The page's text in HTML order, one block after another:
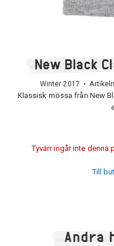
New Black
Winter 2017 •
Klassisk mössa från New
Tyvärr ingår inte
Till
Andra